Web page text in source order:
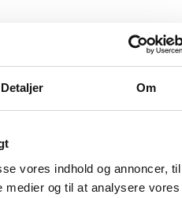
Detaljer Om
vores indhold og annoncer,
og til at analysere vores
eller kupongkoder,
genom att erbjuda
rabatter, fasta
att utnyttja rabattkoder korrekt
och använda dem strategiskt.